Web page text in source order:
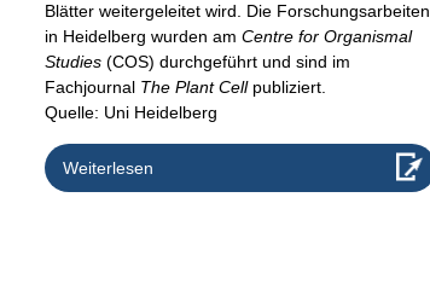
Blätter weitergeleitet wird. Die Forschungsarbeiten
in Heidelberg wurden am Centre for Organismal
Studies(COS) durchgeführt und sind im
Fachjournal The Plant Cell publiziert.
Quelle: Uni Heidelberg
Weiterlesen